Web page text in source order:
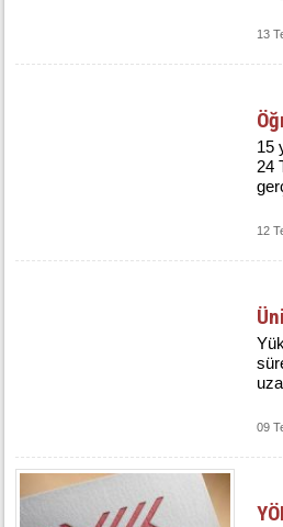
13
15
24
12
09